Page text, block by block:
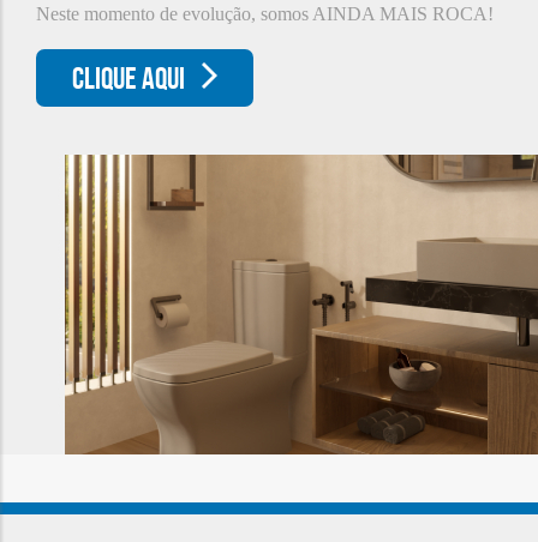
Neste momento de evolução, somos AINDA MAIS ROCA!
CLIQUE AQUI